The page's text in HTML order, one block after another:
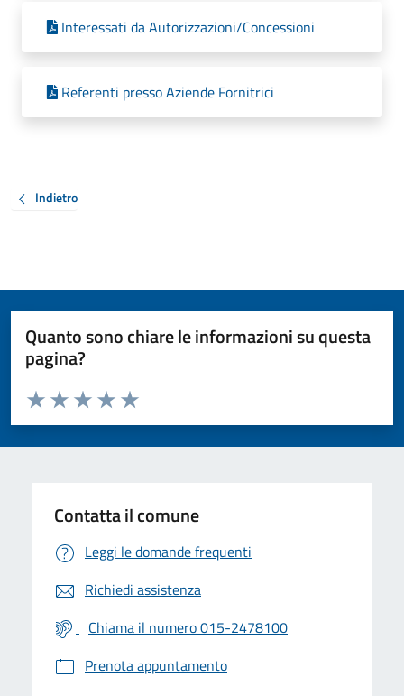
Interessati da Autorizzazioni/Concessioni
Referenti presso Aziende Fornitrici
Indietro
Quanto sono chiare le informazioni su questa
pagina?
Valuta da 1 a 5 stelle la pagina
Valuta 5 stelle su 5
Valuta 4 stelle su 5
Valuta 3 stelle su 5
Valuta 2 stelle su 5
Valuta 1 stelle su 5
Contatta il comune
Leggi le domande frequenti
Richiedi assistenza
Chiama il numero 015-2478100
Prenota appuntamento